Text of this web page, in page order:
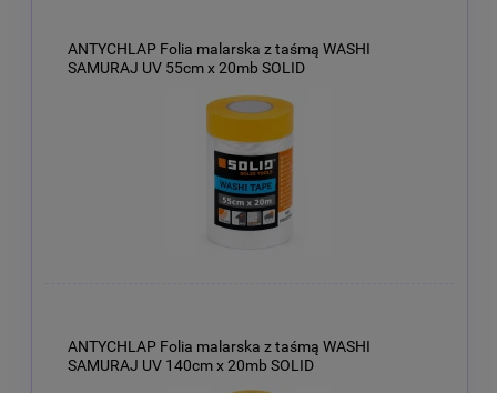
ANTYCHLAP Folia malarska z taśmą WASHI
SAMURAJ UV 55cm x 20mb SOLID
ANTYCHLAP Folia malarska z taśmą WASHI
SAMURAJ UV 140cm x 20mb SOLID